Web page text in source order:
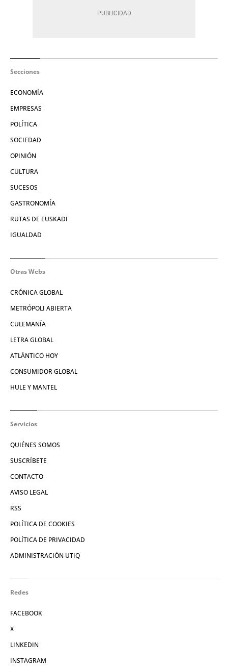
Secciones
ECONOMÍA
EMPRESAS
POLÍTICA
SOCIEDAD
OPINIÓN
CULTURA
SUCESOS
GASTRONOMÍA
RUTAS DE EUSKADI
IGUALDAD
Otras Webs
CRÓNICA GLOBAL
METRÓPOLI ABIERTA
CULEMANÍA
LETRA GLOBAL
ATLÁNTICO HOY
CONSUMIDOR GLOBAL
HULE Y MANTEL
Servicios
QUIÉNES SOMOS
SUSCRÍBETE
CONTACTO
AVISO LEGAL
RSS
POLÍTICA DE COOKIES
POLÍTICA DE PRIVACIDAD
ADMINISTRACIÓN UTIQ
Redes
FACEBOOK
X
LINKEDIN
INSTAGRAM